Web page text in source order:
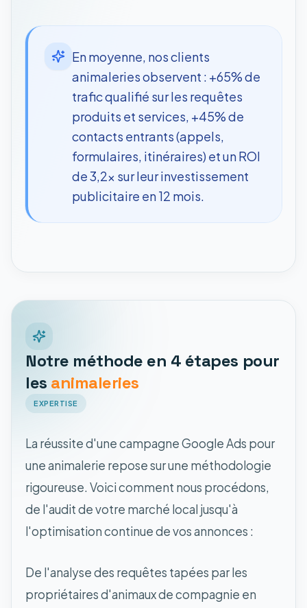
En moyenne, nos clients
animaleries observent : +65% de
trafic qualifié sur les requêtes
produits et services, +45% de
contacts entrants (appels,
formulaires, itinéraires) et un ROI
de 3,2x sur leur investissement
publicitaire en 12 mois.
Notre méthode en 4 étapes pour
les animaleries
EXPERTISE
La réussite d'une campagne Google Ads pour
une animalerie repose sur une méthodologie
rigoureuse. Voici comment nous procédons,
de l'audit de votre marché local jusqu'à
l'optimisation continue de vos annonces :
De l'analyse des requêtes tapées par les
propriétaires d'animaux de compagnie en